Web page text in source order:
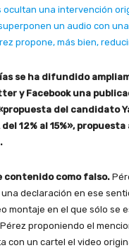
ocultan una intervención
un audio con
propone, más bien, reducir
se ha difundido
y Facebook una
del candidato
12% al 15%»,
contenido como falso.
declaración en ese
montaje en el que sólo se
proponiendo el
con un cartel el video